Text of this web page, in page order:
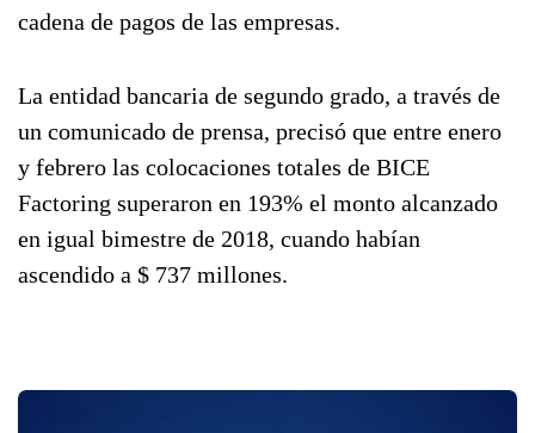
cadena de pagos de las empresas.
La entidad bancaria de segundo grado, a través de
un comunicado de prensa, precisó que entre enero
y febrero las colocaciones totales de BICE
Factoring superaron en 193% el monto alcanzado
en igual bimestre de 2018, cuando habían
ascendido a $ 737 millones.